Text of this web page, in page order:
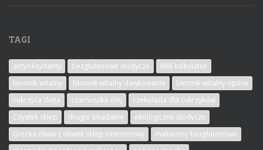
TAGI
antyoksydanty bezglutenowe słodycze
BMI kalkulator
błonnik witalny
błonnik witalny dawkowanie
błonnik witalny opinie
cukrzyca dieta
czarnuszka olej
czekolada dla cukrzyków
Czystek sklep
drugie śniadanie
ekologiczne słodycze
Grecka oliwa z oliwek sklep internetowy
makarony bezglutenowe